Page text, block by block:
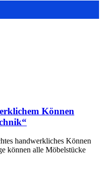
Können
handwerkliches Können
können alle Möbelstücke